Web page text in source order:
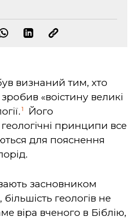
визнаний тим, хто
«воістину великі
1
Його
принципи все
для пояснення
засновником
більшість геологів не
віра вченого в Біблію,